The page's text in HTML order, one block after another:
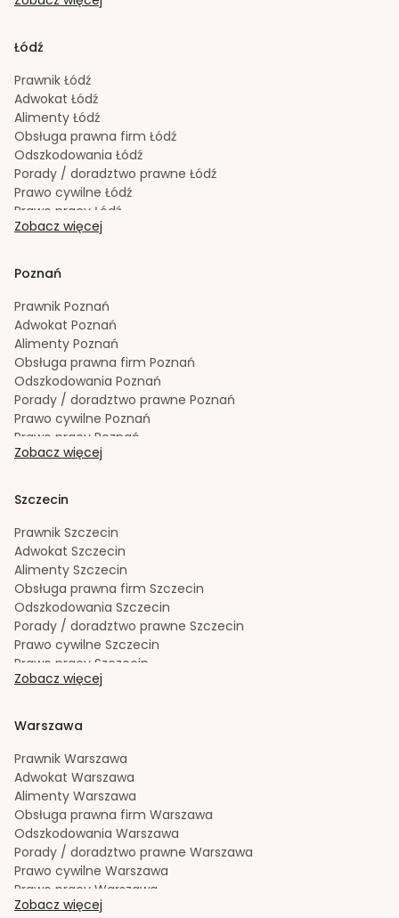
Prawo spadkowe
Rozwód
Sporządzanie testamentów
Upadłość konsumencka
Windykacja należności
Zachowek Kraków
Zakładanie i rejestracja spółek
Łódź
Prawnik Łódź
Adwokat Łódź
Alimenty Łódź
Obsługa prawna firm Łódź
Odszkodowania Łódź
Porady / doradztwo prawne Łódź
Prawo cywilne Łódź
Prawo pracy Łódź
Prawo spadkowe
Rozwód
Sporządzanie testamentów
Upadłość konsumencka
Windykacja należności
Zachowek Łódź
Zakładanie i rejestracja spółek
Zobacz więcej
Poznań
Prawnik Poznań
Adwokat Poznań
Alimenty Poznań
Obsługa prawna firm Poznań
Odszkodowania Poznań
Porady / doradztwo prawne Poznań
Prawo cywilne Poznań
Prawo pracy Poznań
Prawo spadkowe
Rozwód Poznań
Sporządzanie testamentów
Upadłość konsumencka
Windykacja należności
Zachowek Poznań
Zakładanie i rejestracja spółek
Zobacz więcej
Szczecin
Prawnik Szczecin
Adwokat Szczecin
Alimenty Szczecin
Obsługa prawna firm Szczecin
Odszkodowania Szczecin
Porady / doradztwo prawne Szczecin
Prawo cywilne Szczecin
Prawo pracy Szczecin
Prawo spadkowe
Rozwód Szczecin
Sporządzanie testamentów
Upadłość konsumencka
Windykacja należności
Zachowek Szczecin
Zakładanie i rejestracja spółek
Zobacz więcej
Warszawa
Prawnik Warszawa
Adwokat Warszawa
Alimenty Warszawa
Obsługa prawna firm Warszawa
Odszkodowania Warszawa
Porady / doradztwo prawne Warszawa
Prawo cywilne Warszawa
Prawo pracy Warszawa
Prawo spadkowe
Zobacz więcej